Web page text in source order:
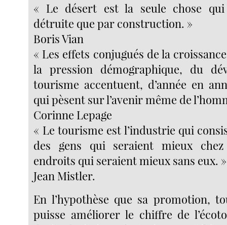
« Le désert est la seule chose
détruite que par construction. »
Boris Vian
« Les effets conjugués de la
la pression démographique, du
tourisme accentuent, d’année en
qui pèsent sur l’avenir même de
Corinne Lepage
« Le tourisme est l’industrie qui
des gens qui seraient mieux
endroits qui seraient mieux sans eux. »
Jean Mistler.
En l’hypothèse que sa promotion,
puisse améliorer le chiffre de